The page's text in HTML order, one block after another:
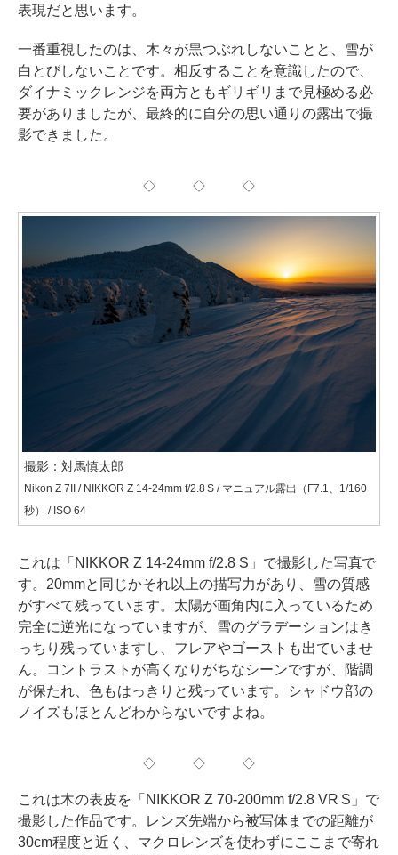
表現だと思います。
一番重視したのは、木々が黒つぶれしないことと、雪が
白とびしないことです。相反することを意識したので、
ダイナミックレンジを両方ともギリギリまで見極める必
要がありましたが、最終的に自分の思い通りの露出で撮
影できました。
◇ ◇ ◇
撮影：対馬慎太郎
Nikon Z 7II / NIKKOR Z 14-24mm f/2.8 S / マニュアル露出（F7.1、1/160
秒） / ISO 64
これは「NIKKOR Z 14-24mm f/2.8 S」で撮影した写真で
す。20mmと同じかそれ以上の描写力があり、雪の質感
がすべて残っています。太陽が画角内に入っているため
完全に逆光になっていますが、雪のグラデーションはき
っちり残っていますし、フレアやゴーストも出ていませ
ん。コントラストが高くなりがちなシーンですが、階調
が保たれ、色もはっきりと残っています。シャドウ部の
ノイズもほとんどわからないですよね。
◇ ◇ ◇
これは木の表皮を「NIKKOR Z 70-200mm f/2.8 VR S」で
撮影した作品です。レンズ先端から被写体までの距離が
30cm程度と近く、マクロレンズを使わずにここまで寄れ